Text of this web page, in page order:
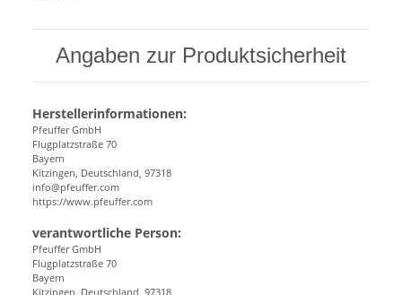
Angaben zur Produktsicherheit
Herstellerinformationen:
Pfeuffer GmbH
Flugplatzstraße 70
Bayern
Kitzingen, Deutschland, 97318
info@pfeuffer.com
https://www.pfeuffer.com
verantwortliche Person:
Pfeuffer GmbH
Flugplatzstraße 70
Bayern
Kitzingen, Deutschland, 97318